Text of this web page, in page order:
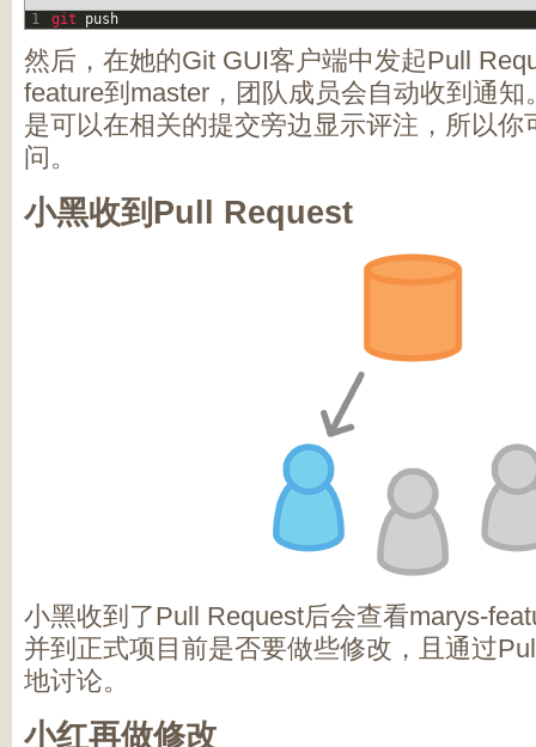
1 git push
然后，在她的Git GUI客户端中发起Pull
feature到master，团队成员会自动收到通
是可以在相关的提交旁边显示评注，所以你
问。
小黑收到Pull Request
小黑收到了Pull Request后会查看marys-
并到正式项目前是否要做些修改，且通过
地讨论。
小红再做修改